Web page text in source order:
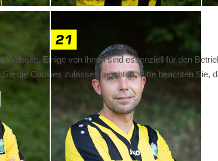
Website. Einige von ihnen sind essenziell für den
die Cookies zulassen möchten. Bitte beachten